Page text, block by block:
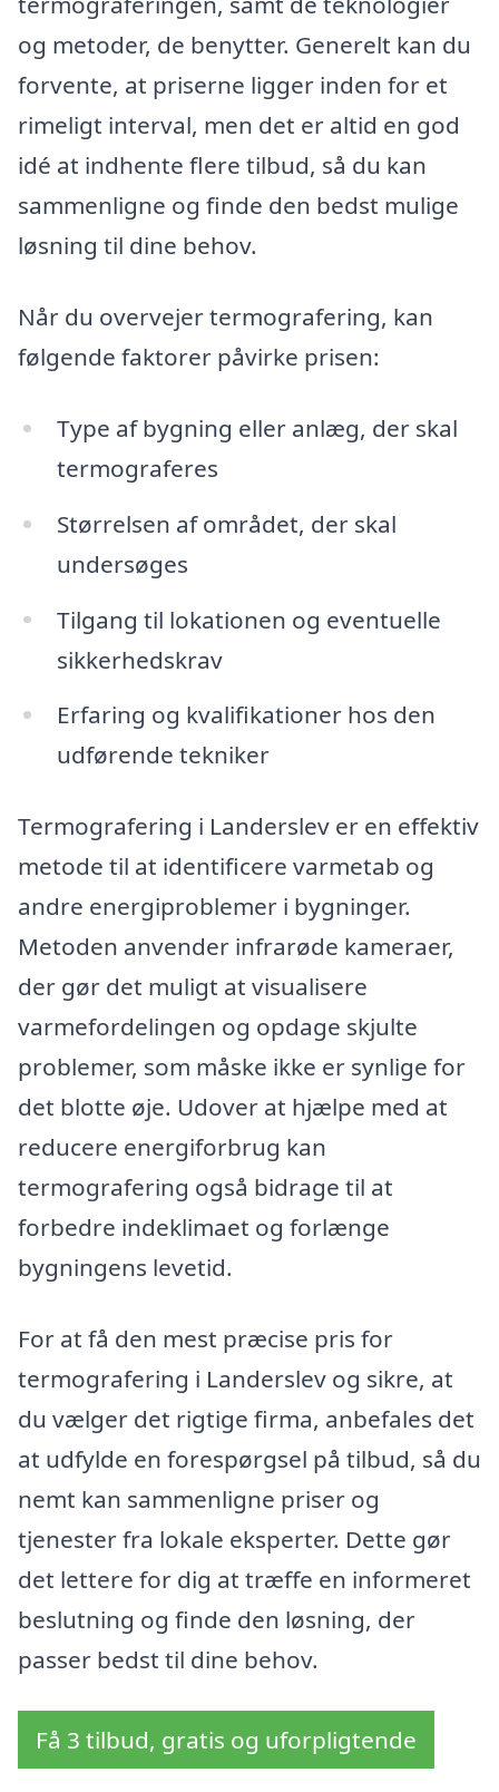
og metoder, de benytter. Generelt kan du
forvente, at priserne ligger inden for et
rimeligt interval, men det er altid en god
idé at indhente flere tilbud, så du kan
sammenligne og finde den bedst mulige
løsning til dine behov.
Når du overvejer termografering, kan
følgende faktorer påvirke prisen:
Type af bygning eller anlæg, der skal
termograferes
Størrelsen af området, der skal
undersøges
Tilgang til lokationen og eventuelle
sikkerhedskrav
Erfaring og kvalifikationer hos den
udførende tekniker
Termografering i Landerslev er en effektiv
metode til at identificere varmetab og
andre energiproblemer i bygninger.
Metoden anvender infrarøde kameraer,
der gør det muligt at visualisere
varmefordelingen og opdage skjulte
problemer, som måske ikke er synlige for
det blotte øje. Udover at hjælpe med at
reducere energiforbrug kan
termografering også bidrage til at
forbedre indeklimaet og forlænge
bygningens levetid.
For at få den mest præcise pris for
termografering i Landerslev og sikre, at
du vælger det rigtige firma, anbefales det
at udfylde en forespørgsel på tilbud, så du
nemt kan sammenligne priser og
tjenester fra lokale eksperter. Dette gør
det lettere for dig at træffe en informeret
beslutning og finde den løsning, der
passer bedst til dine behov.
Få 3 tilbud, gratis og uforpligtende